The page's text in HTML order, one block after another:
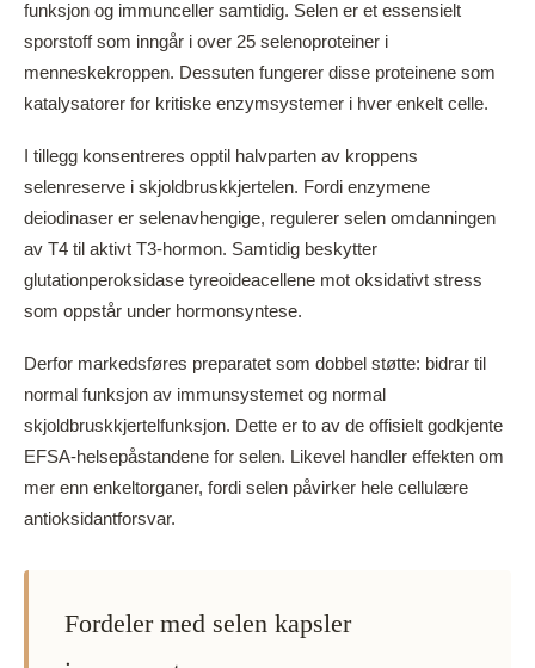
funksjon og immunceller samtidig. Selen er et essensielt
sporstoff som inngår i over 25 selenoproteiner i
menneskekroppen. Dessuten fungerer disse proteinene som
katalysatorer for kritiske enzymsystemer i hver enkelt celle.
I tillegg konsentreres opptil halvparten av kroppens
selenreserve i skjoldbruskkjertelen. Fordi enzymene
deiodinaser er selenavhengige, regulerer selen omdanningen
av T4 til aktivt T3-hormon. Samtidig beskytter
glutationperoksidase tyreoideacellene mot oksidativt stress
som oppstår under hormonsyntese.
Derfor markedsføres preparatet som dobbel støtte: bidrar til
normal funksjon av immunsystemet og normal
skjoldbruskkjertelfunksjon. Dette er to av de offisielt godkjente
EFSA-helsepåstandene for selen. Likevel handler effekten om
mer enn enkeltorganer, fordi selen påvirker hele cellulære
antioksidantforsvar.
Fordeler med selen kapsler